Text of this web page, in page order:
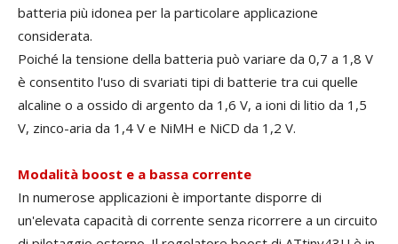
batteria più idonea per la particolare applicazione
considerata.
Poiché la tensione della batteria può variare da 0,7 a 1,8 V
è consentito l'uso di svariati tipi di batterie tra cui quelle
alcaline o a ossido di argento da 1,6 V, a ioni di litio da 1,5
V, zinco-aria da 1,4 V e NiMH e NiCD da 1,2 V.
Modalità boost e a bassa corrente
In numerose applicazioni è importante disporre di
un'elevata capacità di corrente senza ricorrere a un circuito